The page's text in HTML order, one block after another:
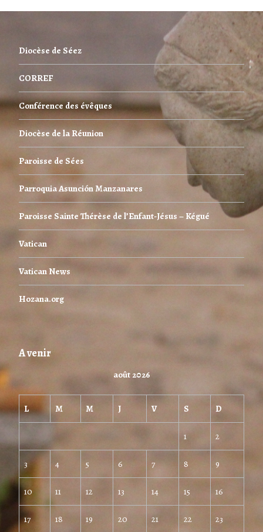
Diocèse de Séez
CORREF
Conférence des évêques
Diocèse de la Réunion
Paroisse de Sées
Parroquia Asunción Manzanares
Paroisse Sainte Thérèse de l’Enfant-Jésus – Kégué
Vatican
Vatican News
Hozana.org
A venir
août 2026
L M M J V S D
1 2
3 4 5 6 7 8 9
10 11 12 13 14 15 16
17 18 19 20 21 22 23